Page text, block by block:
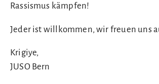
Rassismus kämpfen!
Jeder ist willkommen, wir freuen uns
Krigiye,
JUSO Bern